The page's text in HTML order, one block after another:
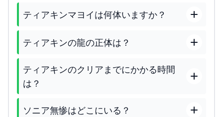
ティアキンマヨイは何体いますか？
ティアキンの龍の正体は？
ティアキンのクリアまでにかかる時間
は？
ソニア無惨はどこにいる？